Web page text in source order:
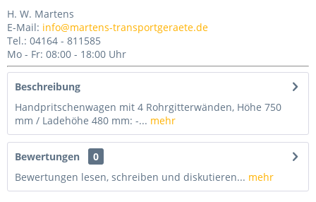
H. W. Martens
E-Mail: info@martens-transportgeraete.de
Tel.: 04164 - 811585
Mo - Fr: 08:00 - 18:00 Uhr
Beschreibung
Handpritschenwagen mit 4 Rohrgitterwänden, Höhe 750
mm / Ladehöhe 480 mm: -... mehr
Bewertungen
0
Bewertungen lesen, schreiben und diskutieren... mehr